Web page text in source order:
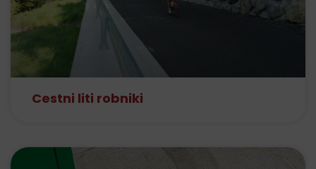
Cestni liti robniki